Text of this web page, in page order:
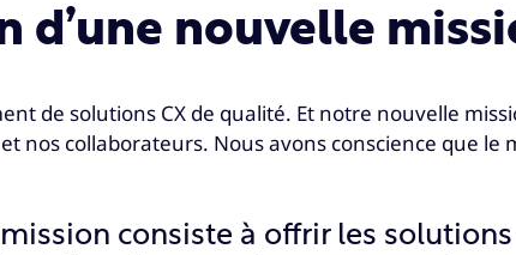
nouvelle
de solutions CX de qualité. Et notre nouvelle
nos collaborateurs. Nous avons conscience que le
consiste à offrir les